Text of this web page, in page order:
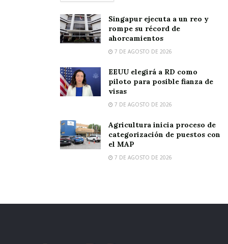
Singapur ejecuta a un reo y
rompe su récord de
ahorcamientos
7 DE AGOSTO DE 2026
EEUU elegirá a RD como
piloto para posible fianza de
visas
7 DE AGOSTO DE 2026
Agricultura inicia proceso de
categorización de puestos con
el MAP
7 DE AGOSTO DE 2026